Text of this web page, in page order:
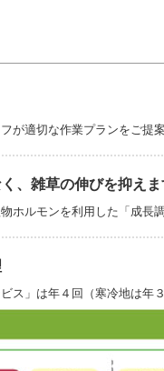
が適切な作業プランをご提
、雑草の伸びを抑えま
ホルモンを利用した「成長
ス」は年４回（寒冷地は年